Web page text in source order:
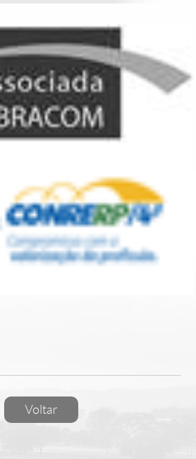
Voltar